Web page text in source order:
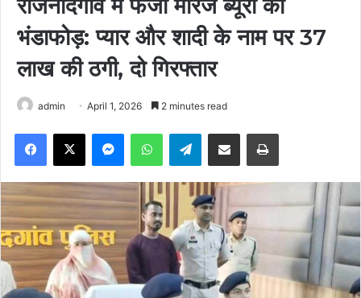
राजनांदगांव में फर्जी मैरिज ब्यूरो का
भंडाफोड़: प्यार और शादी के नाम पर 37
लाख की ठगी, दो गिरफ्तार
admin April 1, 2026 2 minutes read
Facebook
X MessengerWhatsAppTelegramShare via Email Print